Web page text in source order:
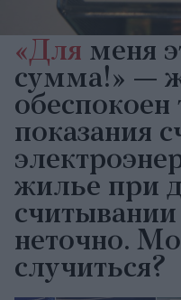
«Для меня
сумма!» —
обеспокоен
показания
жилье при
неточно.
случиться?